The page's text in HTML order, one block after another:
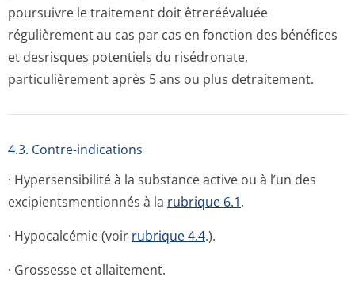
poursuivre le traitement doit êtreréévaluée
régulièrement au cas par cas en fonction des bénéfices
et desrisques potentiels du risédronate,
particulièrement après 5 ans ou plus detraitement.
4.3. Contre-indications
· Hypersensibilité à la substance active ou à l’un des
excipientsmen­tionnés à la rubrique 6.1.
· Hypocalcémie (voir rubrique 4.4.).
· Grossesse et allaitement.